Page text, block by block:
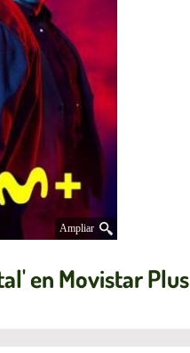
Ampliar
en Movistar Plus